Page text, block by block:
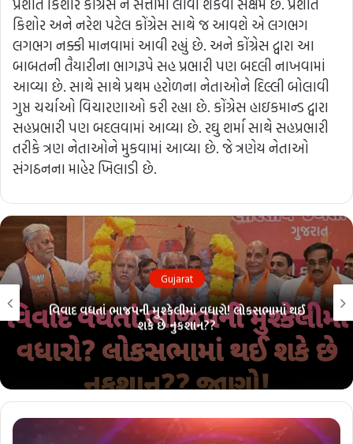
પ્રશાંત કિશોર કોંગ્રેસ ને સત્તામાં લાવી શકવા સક્ષમ છે. પ્રશાંત
કિશોર અને નરેશ પટેલ કોંગ્રેસ સાથે જ આવશે એ લગભગ
લગભગ નક્કી માનવામાં આવી રહ્યું છે. અને કોંગ્રેસ દ્વારા આ
બાબતની તૈયારીના ભાગરૂપે સહ પ્રભારી પણ બદલી નાખવામાં
આવ્યા છે. સાથે સાથે પ્રથમ હરોળના નેતાઓને દિલ્લી બોલાવી
ગુપ્ત ચર્ચાઓ વિચારણાઓ કરી રહ્યા છે. કોંગ્રેસ હાઇકમાન્ડ દ્વારા
સહપ્રભારી પણ બદલવામાં આવ્યા છે. રઘુ શર્મા સાથે સહપ્રભારી
તરીકે ત્રણ નેતાઓને મુકવામાં આવ્યા છે. જે ત્રણેય નેતાઓ
સંગઠનના માહેર ખિલાડી છે.
Gujarat
લોકસભા ચૂંટણી પહેલાં ભાજપમાં ભંગાણ?? 26 માંથી 26ની
પરંપરા તૂટશે?? જાણો!!